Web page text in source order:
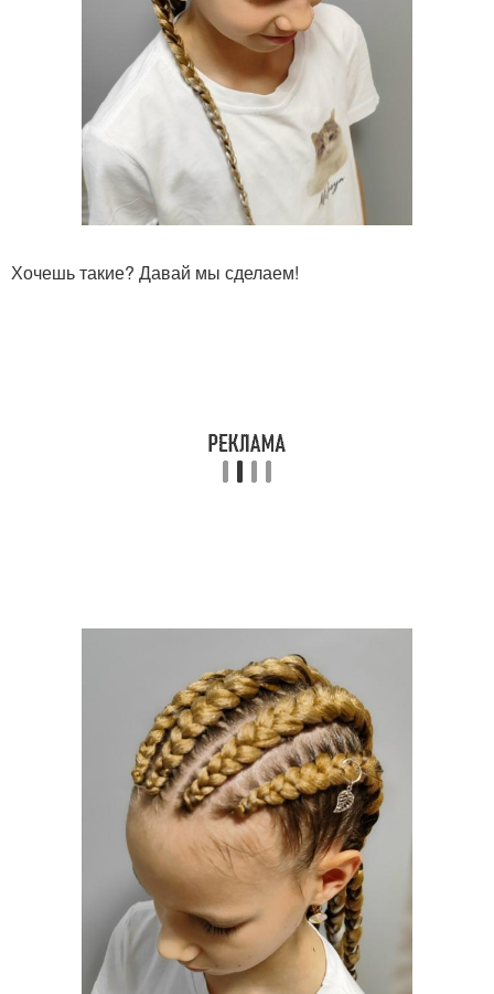
Хочешь такие? Давай мы сделаем!